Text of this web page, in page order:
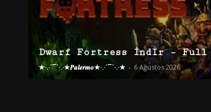
Dwarf Fortress İndir – Full
★·.·´¯`·.·★𝑷𝒂𝒍𝒆𝒓𝒎𝒐★·.·´¯`·.·★ - 6 Ağustos 2026